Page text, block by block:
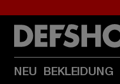
NEU BEKLEIDUNG